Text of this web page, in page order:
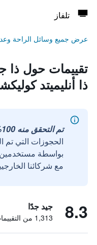
تلفاز
عرض جميع وسائل الراحة
تقييمات حول ذا
ذا أنليميتد
تم التحقق منه 100%
الحجوزات التي تم
مع شركائنا
8.3 جيد جدًا
1,313 من التقييمات تم التحقق منها